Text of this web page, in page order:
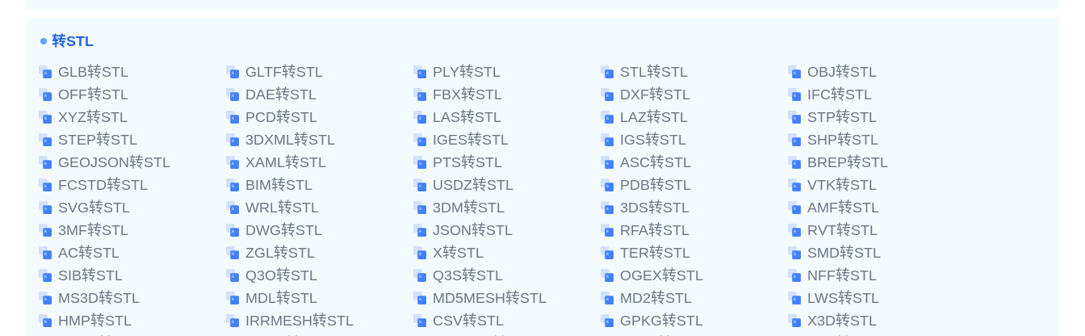
转STL
GLB转STL
GLTF转STL PLY转STL STL转STL
OBJ转STL
OFF转STL
DAE转STL FBX转STL DXF转STL
IFC转STL
XYZ转STL
PCD转STL LAS转STL LAZ转STL
STP转STL
STEP转STL
3DXML转STL IGES转STL IGS转STL
SHP转STL
GEOJSON转STL
XAML转STL PTS转STL ASC转STL
BREP转STL
FCSTD转STL
BIM转STL USDZ转STL PDB转STL
VTK转STL
SVG转STL
WRL转STL 3DM转STL 3DS转STL
AMF转STL
3MF转STL
DWG转STL JSON转STL RFA转STL
RVT转STL
AC转STL
ZGL转STL X转STL TER转STL
SMD转STL
SIB转STL
Q3O转STL Q3S转STL OGEX转STL
NFF转STL
MS3D转STL
MDL转STL MD5MESH转STL MD2转STL
LWS转STL
HMP转STL
IRRMESH转STL CSV转STL GPKG转STL
X3D转STL